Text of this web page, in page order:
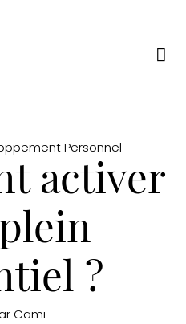
Personnel
activer
?
Cami